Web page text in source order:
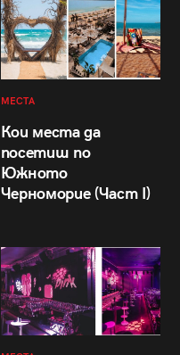
МЕСТА
Кои места да
посетиш по
Южното
Черноморие (Част I)